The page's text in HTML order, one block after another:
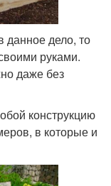
данное дело, то
руками.
даже без
конструкцию
в которые и